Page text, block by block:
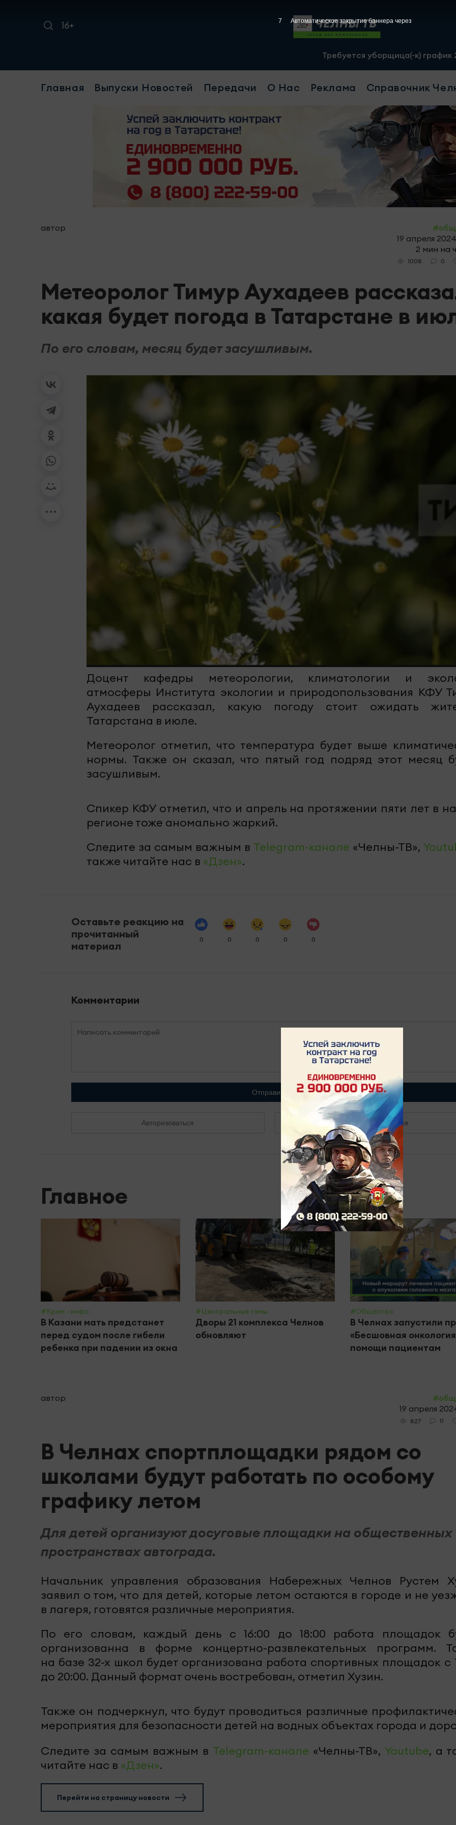
16+
Требуется уборщица(-к) график 2/2, с
Главная Выпуски Новостей Передачи О Нас Реклама Справочник
автор
19 апреля
2 мин на
1008 0
Метеоролог Тимур Аухадеев
какая будет погода в Татарстане в
По его словам, месяц будет засушливым.
Доцент кафедры метеорологии, климатологии и
атмосферы Института экологии и природопользования КФУ
Аухадеев рассказал, какую погоду стоит ожидать
Татарстана в июле.
Метеоролог отметил, что температура будет выше
нормы. Также он сказал, что пятый год подряд этот месяц
засушливым.
Спикер КФУ отметил, что и апрель на протяжении пяти лет в
регионе тоже аномально жаркий.
Следите за самым важным в Telegram-канале «Челны-ТВ»,
также читайте нас в «Дзен».
Оставьте реакцию на
прочитанный
материал
0 0 0 0 0
Комментарии
Отправить
Авторизоваться Зарегистрироваться
Главное
#Крим - инфо
В Казани мать предстанет
перед судом после гибели
ребенка при падении из окна
#Центральные темы
Дворы 21 комплекса Челнов
обновляют
#Общество
В Челнах запустили
«Бесшовная
помощи пациентам
автор
19 апреля
827 0
В Челнах спортплощадки рядом со
школами будут работать по особому
графику летом
Для детей организуют досуговые площадки на общественных
пространствах автограда.
Начальник управления образования Набережных Челнов Рустем
заявил о том, что для детей, которые летом остаются в городе и не
в лагеря, готовятся различные мероприятия.
По его словам, каждый день с 16:00 до 18:00 работа площадок
организованна в форме концертно-развлекательных программ.
на базе 32-х школ будет организована работа спортивных площадок с
до 20:00. Данный формат очень востребован, отметил Хузин.
Также он подчеркнул, что будут проводиться различные
мероприятия для безопасности детей на водных объектах города и
Следите за самым важным в Telegram-канале «Челны-ТВ», Youtube, а
читайте нас в «Дзен».
Перейти на страницу новости
5 Автоматическое закрытие баннера через